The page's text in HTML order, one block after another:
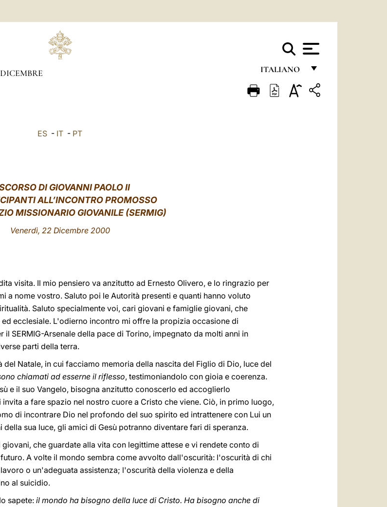
ITALIANO
FRANÇAIS
ES - IT - PT
DI GIOVANNI PAOLO II
ALL’INCONTRO PROMOSSO
MISSIONARIO GIOVANILE (SERMIG)
Venerdì, 22 Dicembre 2000
visita. Il mio pensiero va anzitutto ad Ernesto Olivero, e lo ringrazio per
a nome vostro. Saluto poi le Autorità presenti e quanti hanno voluto
Saluto specialmente voi, cari giovani e famiglie giovani, che
ecclesiale. L'odierno incontro mi offre la propizia occasione di
SERMIG-Arsenale della pace di Torino, impegnato da molti anni in
parti della terra.
Natale, in cui facciamo memoria della nascita del Figlio di Dio, luce del
chiamati ad esserne il riflesso, testimoniandolo con gioia e coerenza.
e il suo Vangelo, bisogna anzitutto conoscerlo ed accoglierlo
a fare spazio nel nostro cuore a Cristo che viene. Ciò, in primo luogo,
di incontrare Dio nel profondo del suo spirito ed intrattenere con Lui un
sua luce, gli amici di Gesù potranno diventare fari di speranza.
che guardate alla vita con legittime attese e vi rendete conto di
A volte il mondo sembra come avvolto dall'oscurità: l'oscurità di chi
o un'adeguata assistenza; l'oscurità della violenza e della
al suicidio.
sapete:il mondo ha bisogno della luce di Cristo. Ha bisogno anche di